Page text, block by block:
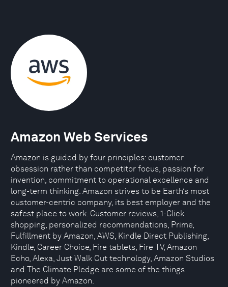
Amazon Web Services
Amazon is guided by four principles: customer
obsession rather than competitor focus, passion for
invention, commitment to operational excellence and
long-term thinking. Amazon strives to be Earth’s most
customer-centric company, its best employer and the
safest place to work. Customer reviews, 1-Click
shopping, personalized recommendations, Prime,
Fulfillment by Amazon, AWS, Kindle Direct Publishing,
Kindle, Career Choice, Fire tablets, Fire TV, Amazon
Echo, Alexa, Just Walk Out technology, Amazon Studios
and The Climate Pledge are some of the things
pioneered by Amazon.